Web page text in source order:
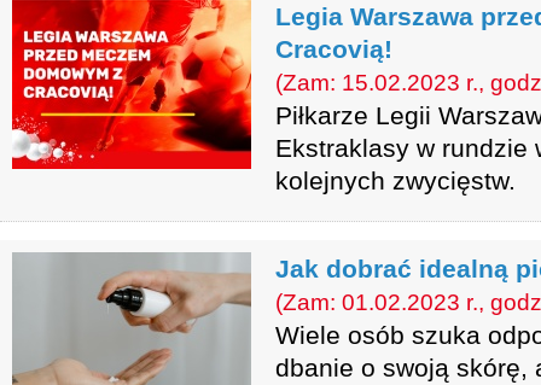
Legia Warszawa
Cracovią!
(Zam: 15.02.2023 r.,
Piłkarze Legii
Ekstraklasy w rundzie
kolejnych zwycięstw.
Jak dobrać idealną
(Zam: 01.02.2023 r.,
Wiele osób szuka
dbanie o swoją skórę,